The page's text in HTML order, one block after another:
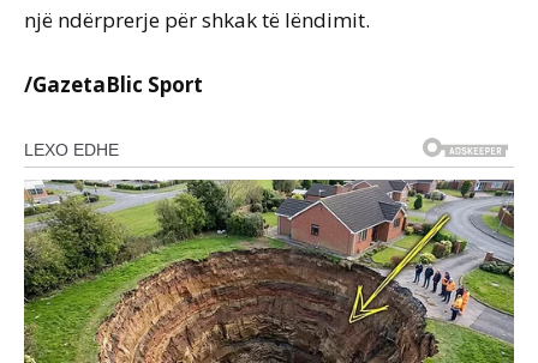
një ndërprerje për shkak të lëndimit.
/GazetaBlic Sport